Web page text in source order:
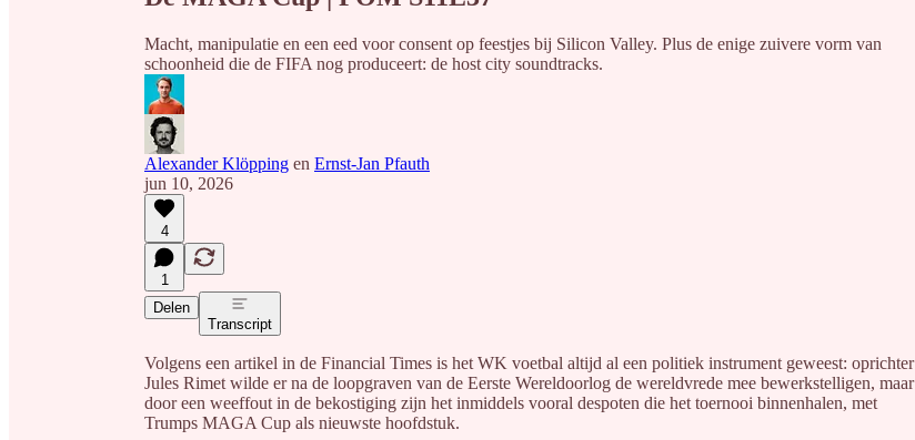
Macht, manipulatie en een eed voor consent op feestjes bij Silicon Valley. Plus de enige zuivere vorm van
schoonheid die de FIFA nog produceert: de host city soundtracks.
Alexander Klöpping en Ernst-Jan Pfauth
jun 10, 2026
4
1
Delen
Transcript
Volgens een artikel in de Financial Times is het WK voetbal altijd al een politiek instrument geweest: oprichter
Jules Rimet wilde er na de loopgraven van de Eerste Wereldoorlog de wereldvrede mee bewerkstelligen, maar
door een weeffout in de bekostiging zijn het inmiddels vooral despoten die het toernooi binnenhalen, met
Trumps MAGA Cup als nieuwste hoofdstuk.